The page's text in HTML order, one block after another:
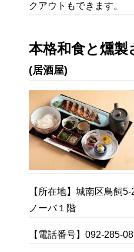
クアウトもできます。
本格和食と燻製
(居酒屋)
【所在地】城南区鳥飼
ノーバ１階
【電話番号】092-285-